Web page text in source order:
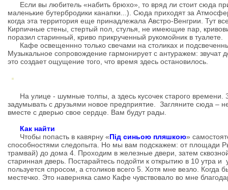
Если вы любитель «набить брюхо», то вряд ли стоит сюда
маленькие бутербродики канапки...). Сюда приходят за
когда эта территория еще принадлежала Австро-Венгрии. Тут
Кирпичные стены, стертый пол, стулья, не имеющие пар,
поразил старинный, криво прикрученный рукомойник в туалете.
Кафе освещеннно только свечами на столиках и
Музыкальное сопровождение гармонирует с антуражем: звучат
это создает ощущение того, что время здесь остановилось.
На улице - шумные толпы, а здесь кусочек старого времени.
задумывать с друзьями новое предприятие. Загляните сюда –
вместе с дверью свое сердце. Вам будут рады.
Как найти
Чтобы попасть в кавярну «Під синьою пляшкою»
способностями следопыта. Но мы вам подскажем: от площади
трамвай) до дома 4. Проходим в железные двери, затем
старинная дверь. Постарайтесь подойти к открытию в 10 утра и
пользуется спросом, а столиков всего 5. Хотя мне везло. Когда
местечко. Это наверняка само Кафе чувствовало во мне